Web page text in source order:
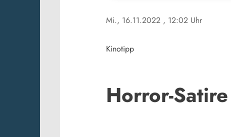
Mi., 16.11.2022 , 12:02 Uhr
Kinotipp
Horror-